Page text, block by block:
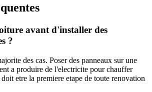
avant d'installer des
?
des cas. Poser des panneaux sur une
a produire de l'electricite pour chauffer
etre la premiere etape de toute renovation